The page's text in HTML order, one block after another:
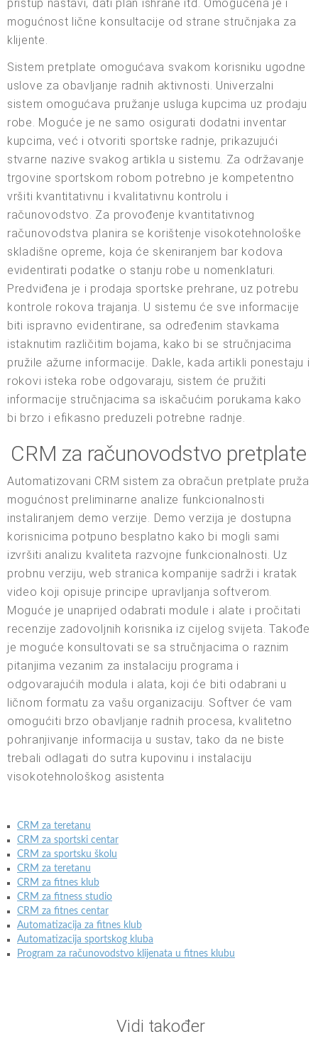
pristup nastavi, dati plan ishrane itd. Omogućena je i
mogućnost lične konsultacije od strane stručnjaka za
klijente.
Sistem pretplate omogućava svakom korisniku ugodne
uslove za obavljanje radnih aktivnosti. Univerzalni
sistem omogućava pružanje usluga kupcima uz prodaju
robe. Moguće je ne samo osigurati dodatni inventar
kupcima, već i otvoriti sportske radnje, prikazujući
stvarne nazive svakog artikla u sistemu. Za održavanje
trgovine sportskom robom potrebno je kompetentno
vršiti kvantitativnu i kvalitativnu kontrolu i
računovodstvo. Za provođenje kvantitativnog
računovodstva planira se korištenje visokotehnološke
skladišne opreme, koja će skeniranjem bar kodova
evidentirati podatke o stanju robe u nomenklaturi.
Predviđena je i prodaja sportske prehrane, uz potrebu
kontrole rokova trajanja. U sistemu će sve informacije
biti ispravno evidentirane, sa određenim stavkama
istaknutim različitim bojama, kako bi se stručnjacima
pružile ažurne informacije. Dakle, kada artikli ponestaju i
rokovi isteka robe odgovaraju, sistem će pružiti
informacije stručnjacima sa iskačućim porukama kako
bi brzo i efikasno preduzeli potrebne radnje.
CRM za računovodstvo pretplate
Automatizovani CRM sistem za obračun pretplate pruža
mogućnost preliminarne analize funkcionalnosti
instaliranjem demo verzije. Demo verzija je dostupna
korisnicima potpuno besplatno kako bi mogli sami
izvršiti analizu kvaliteta razvojne funkcionalnosti. Uz
probnu verziju, web stranica kompanije sadrži i kratak
video koji opisuje principe upravljanja softverom.
Moguće je unaprijed odabrati module i alate i pročitati
recenzije zadovoljnih korisnika iz cijelog svijeta. Takođe
je moguće konsultovati se sa stručnjacima o raznim
pitanjima vezanim za instalaciju programa i
odgovarajućih modula i alata, koji će biti odabrani u
ličnom formatu za vašu organizaciju. Softver će vam
omogućiti brzo obavljanje radnih procesa, kvalitetno
pohranjivanje informacija u sustav, tako da ne biste
trebali odlagati do sutra kupovinu i instalaciju
visokotehnološkog asistenta
CRM za teretanu
CRM za sportski centar
CRM za sportsku školu
CRM za teretanu
CRM za fitnes klub
CRM za fitness studio
CRM za fitnes centar
Automatizacija za fitnes klub
Automatizacija sportskog kluba
Program za računovodstvo klijenata u fitnes klubu
Vidi također